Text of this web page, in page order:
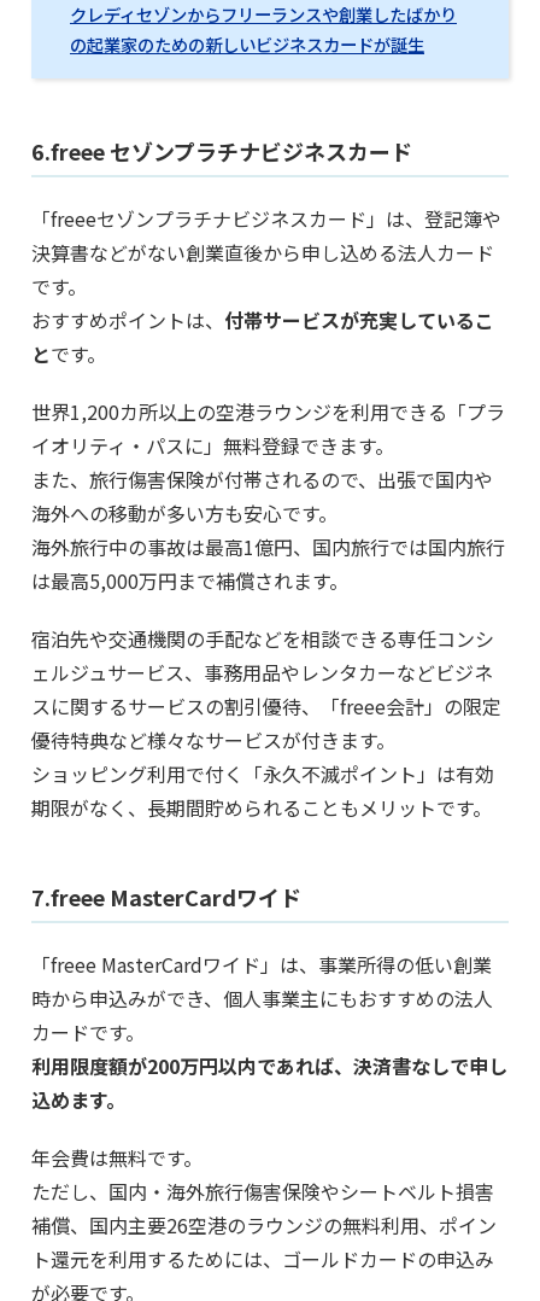
クレディセゾンからフリーランスや創業したばかり
の起業家のための新しいビジネスカードが誕生
6.freee セゾンプラチナビジネスカード
「freeeセゾンプラチナビジネスカード」は、登記簿や
決算書などがない創業直後から申し込める法人カード
です。
おすすめポイントは、 付帯サービスが充実しているこ
とです。
世界1,200カ所以上の空港ラウンジを利用できる「プラ
イオリティ・パスに」無料登録できます。
また、旅行傷害保険が付帯されるので、出張で国内や
海外への移動が多い方も安心です。
海外旅行中の事故は最高1億円、国内旅行では国内旅行
は最高5,000万円まで補償されます。
宿泊先や交通機関の手配などを相談できる専任コンシ
ェルジュサービス、事務用品やレンタカーなどビジネ
スに関するサービスの割引優待、「freee会計」の限定
優待特典など様々なサービスが付きます。
ショッピング利用で付く「永久不滅ポイント」は有効
期限がなく、長期間貯められることもメリットです。
7.freee MasterCardワイド
「freee MasterCardワイド」は、事業所得の低い創業
時から申込みができ、個人事業主にもおすすめの法人
カードです。
利用限度額が200万円以内であれば、決済書なしで申し
込めます。
年会費は無料です。
ただし、国内・海外旅行傷害保険やシートベルト損害
補償、国内主要26空港のラウンジの無料利用、ポイン
ト還元を利用するためには、ゴールドカードの申込み
が必要です。